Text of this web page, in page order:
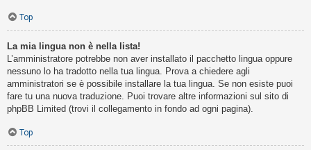
Top
La mia lingua non è nella lista!
L’amministratore potrebbe non aver installato il pacchetto lingua oppure
nessuno lo ha tradotto nella tua lingua. Prova a chiedere agli
amministratori se è possibile installare la tua lingua. Se non esiste puoi
fare tu una nuova traduzione. Puoi trovare altre informazioni sul sito di
phpBB Limited (trovi il collegamento in fondo ad ogni pagina).
Top